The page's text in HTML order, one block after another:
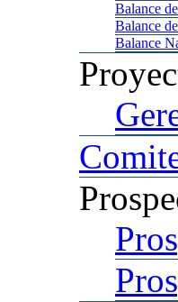
Balance
Balance
Balance